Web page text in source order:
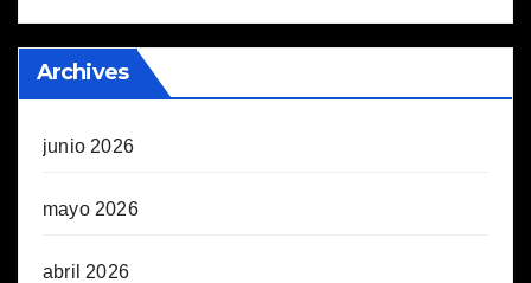
Archives
junio 2026
mayo 2026
abril 2026